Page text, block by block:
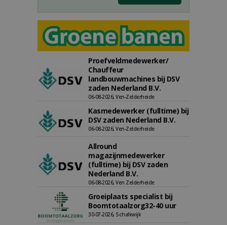
Proefveldmedewerker/
Chauffeur
landbouwmachines bij DSV
zaden Nederland B.V.
06-08-2026, Ven-Zelderheide
Kasmedewerker (fulltime) bij
DSV zaden Nederland B.V.
06-08-2026, Ven-Zelderheide
Allround
magazijnmedewerker
(fulltime) bij DSV zaden
Nederland B.V.
06-08-2026, Ven Zelderheide
Groeiplaats specialist bij
Boomtotaalzorg32-40 uur
30-07-2026, Schalkwijk